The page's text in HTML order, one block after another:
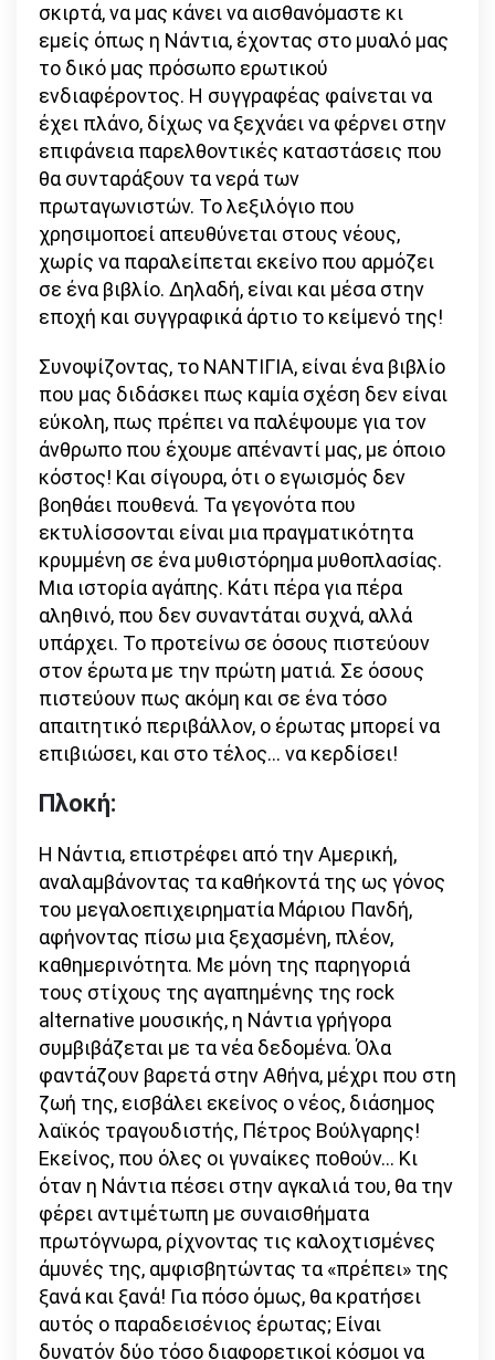
σκιρτά, να μας κάνει να αισθανόμαστε κι
εμείς όπως η Νάντια, έχοντας στο μυαλό μας
το δικό μας πρόσωπο ερωτικού
ενδιαφέροντος. Η συγγραφέας φαίνεται να
έχει πλάνο, δίχως να ξεχνάει να φέρνει στην
επιφάνεια παρελθοντικές καταστάσεις που
θα συνταράξουν τα νερά των
πρωταγωνιστών. Το λεξιλόγιο που
χρησιμοποεί απευθύνεται στους νέους,
χωρίς να παραλείπεται εκείνο που αρμόζει
σε ένα βιβλίο. Δηλαδή, είναι και μέσα στην
εποχή και συγγραφικά άρτιο το κείμενό της!
Συνοψίζοντας, το ΝΑΝΤΙΓΙΑ, είναι ένα βιβλίο
που μας διδάσκει πως καμία σχέση δεν είναι
εύκολη, πως πρέπει να παλέψουμε για τον
άνθρωπο που έχουμε απέναντί μας, με όποιο
κόστος! Και σίγουρα, ότι ο εγωισμός δεν
βοηθάει πουθενά. Τα γεγονότα που
εκτυλίσσονται είναι μια πραγματικότητα
κρυμμένη σε ένα μυθιστόρημα μυθοπλασίας.
Μια ιστορία αγάπης. Κάτι πέρα για πέρα
αληθινό, που δεν συναντάται συχνά, αλλά
υπάρχει. Το προτείνω σε όσους πιστεύουν
στον έρωτα με την πρώτη ματιά. Σε όσους
πιστεύουν πως ακόμη και σε ένα τόσο
απαιτητικό περιβάλλον, ο έρωτας μπορεί να
επιβιώσει, και στο τέλος… να κερδίσει!
Πλοκή:
Η Νάντια, επιστρέφει από την Αμερική,
αναλαμβάνοντας τα καθήκοντά της ως γόνος
του μεγαλοεπιχειρηματία Μάριου Πανδή,
αφήνοντας πίσω μια ξεχασμένη, πλέον,
καθημερινότητα. Με μόνη της παρηγοριά
τους στίχους της αγαπημένης της rock
alternative μουσικής, η Νάντια γρήγορα
συμβιβάζεται με τα νέα δεδομένα. Όλα
φαντάζουν βαρετά στην Αθήνα, μέχρι που στη
ζωή της, εισβάλει εκείνος ο νέος, διάσημος
λαϊκός τραγουδιστής, Πέτρος Βούλγαρης!
Εκείνος, που όλες οι γυναίκες ποθούν… Κι
όταν η Νάντια πέσει στην αγκαλιά του, θα την
φέρει αντιμέτωπη με συναισθήματα
πρωτόγνωρα, ρίχνοντας τις καλοχτισμένες
άμυνές της, αμφισβητώντας τα «πρέπει» της
ξανά και ξανά! Για πόσο όμως, θα κρατήσει
αυτός ο παραδεισένιος έρωτας; Είναι
δυνατόν δύο τόσο διαφορετικοί κόσμοι να